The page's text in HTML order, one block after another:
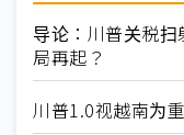
导论：川普关税
局再起？
川普1.0视越南为